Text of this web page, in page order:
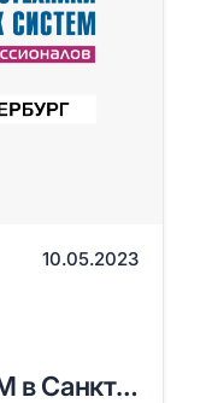
10.05.2023
в Санкт-